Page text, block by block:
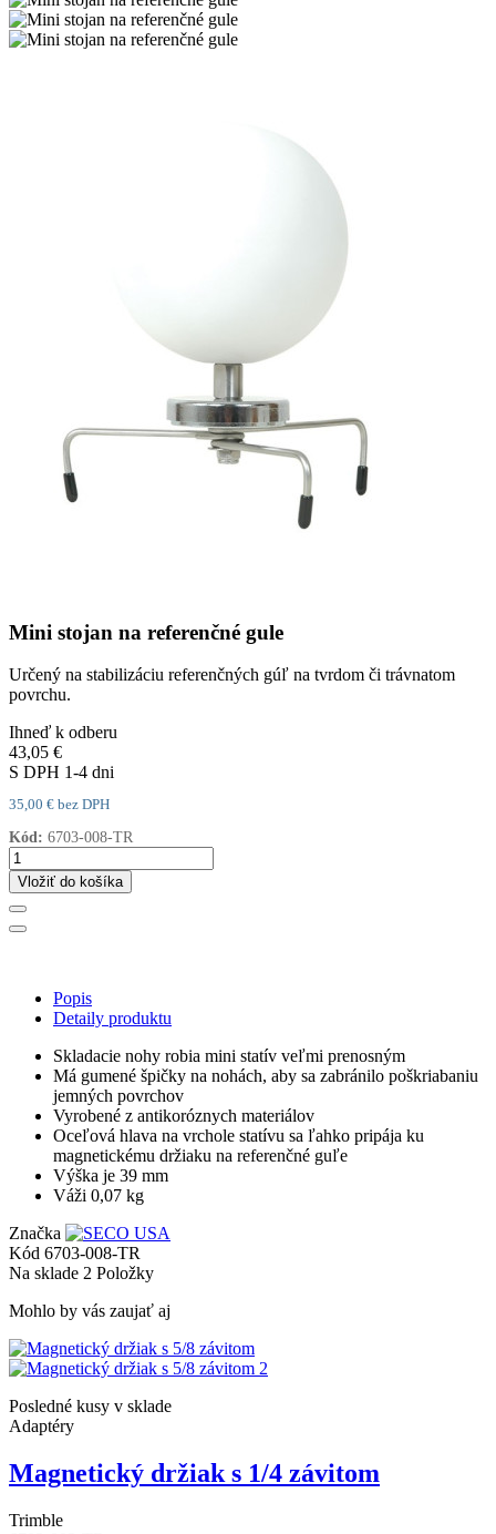
Mini stojan na referenčné gule
Určený na stabilizáciu referenčných gúľ na tvrdom či trávnatom
povrchu.
Ihneď k odberu
43,05 €
S DPH 1-4 dni
35,00 € bez DPH
Kód: 6703-008-TR
Vložiť do košíka
Popis
Detaily produktu
Skladacie nohy robia mini statív veľmi prenosným
Má gumené špičky na nohách, aby sa zabránilo poškriabaniu
jemných povrchov
Vyrobené z antikoróznych materiálov
Oceľová hlava na vrchole statívu sa ľahko pripája ku
magnetickému držiaku na referenčné guľe
Výška je 39 mm
Váži 0,07 kg
Značka
Kód 6703-008-TR
Na sklade 2 Položky
Mohlo by vás zaujať aj
Posledné kusy v sklade
Adaptéry
Magnetický držiak s 1/4 závitom
Trimble